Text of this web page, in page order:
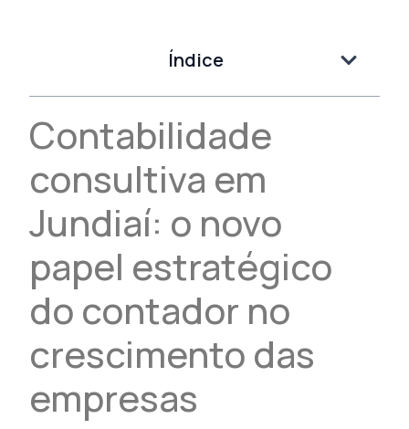
Índice
Contabilidade
consultiva em
Jundiaí: o novo
papel estratégico
do contador no
crescimento das
empresas